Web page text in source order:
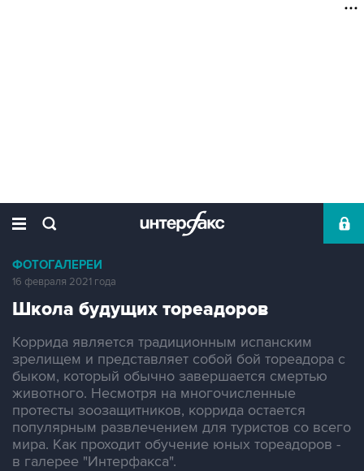
ФОТОГАЛЕРЕИ
16 февраля 2021 года
Школа будущих тореадоров
Коррида является традиционным испанским
зрелищем и представляет собой бой тореадора с
быком, который обычно завершается смертью
животного. Несмотря на многочисленные
протесты зоозащитников, коррида остается
популярным развлечением для туристов со всего
мира. Как проходит обучение юных тореадоров -
в галерее "Интерфакса".